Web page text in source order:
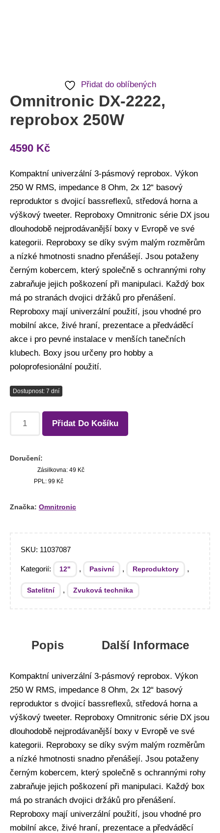
Přidat do oblíbených
Omnitronic DX-2222,
reprobox 250W
4590 Kč
Kompaktní univerzální 3-pásmový reprobox. Výkon
250 W RMS, impedance 8 Ohm, 2x 12“ basový
reproduktor s dvojicí bassreflexů, středová horna a
výškový tweeter. Reproboxy Omnitronic série DX jsou
dlouhodobě nejprodávanější boxy v Evropě ve své
kategorii. Reproboxy se díky svým malým rozměrům
a nízké hmotnosti snadno přenášejí. Jsou potaženy
černým kobercem, který společně s ochrannými rohy
zabraňuje jejich poškození při manipulaci. Každý box
má po stranách dvojici držáků pro přenášení.
Reproboxy mají univerzální použití, jsou vhodné pro
mobilní akce, živé hraní, prezentace a předváděcí
akce i pro pevné instalace v menších tanečních
klubech. Boxy jsou určeny pro hobby a
poloprofesionální použití.
Dostupnost: 7 dní
Přidat Do Košíku
Doručení:
Zásilkovna: 49 Kč
PPL: 99 Kč
Značka: Omnitronic
SKU: 11037087
Kategorií: 12" , Pasivní , Reproduktory ,
Satelitní , Zvuková technika
Popis Další Informace
Kompaktní univerzální 3-pásmový reprobox. Výkon
250 W RMS, impedance 8 Ohm, 2x 12“ basový
reproduktor s dvojicí bassreflexů, středová horna a
výškový tweeter. Reproboxy Omnitronic série DX jsou
dlouhodobě nejprodávanější boxy v Evropě ve své
kategorii. Reproboxy se díky svým malým rozměrům
a nízké hmotnosti snadno přenášejí. Jsou potaženy
černým kobercem, který společně s ochrannými rohy
zabraňuje jejich poškození při manipulaci. Každý box
má po stranách dvojici držáků pro přenášení.
Reproboxy mají univerzální použití, jsou vhodné pro
mobilní akce, živé hraní, prezentace a předváděcí